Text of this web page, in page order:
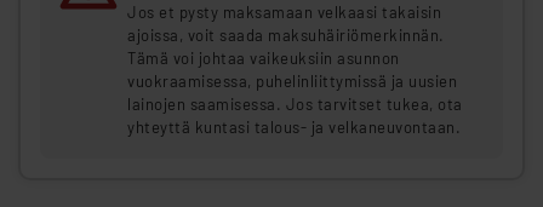
Jos et pysty maksamaan velkaasi takaisin
ajoissa, voit saada maksuhäiriömerkinnän.
Tämä voi johtaa vaikeuksiin asunnon
vuokraamisessa, puhelinliittymissä ja uusien
lainojen saamisessa. Jos tarvitset tukea, ota
yhteyttä kuntasi talous- ja velkaneuvontaan.